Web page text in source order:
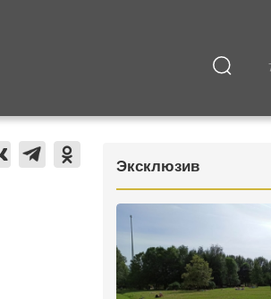
Культура
Эксклюзив